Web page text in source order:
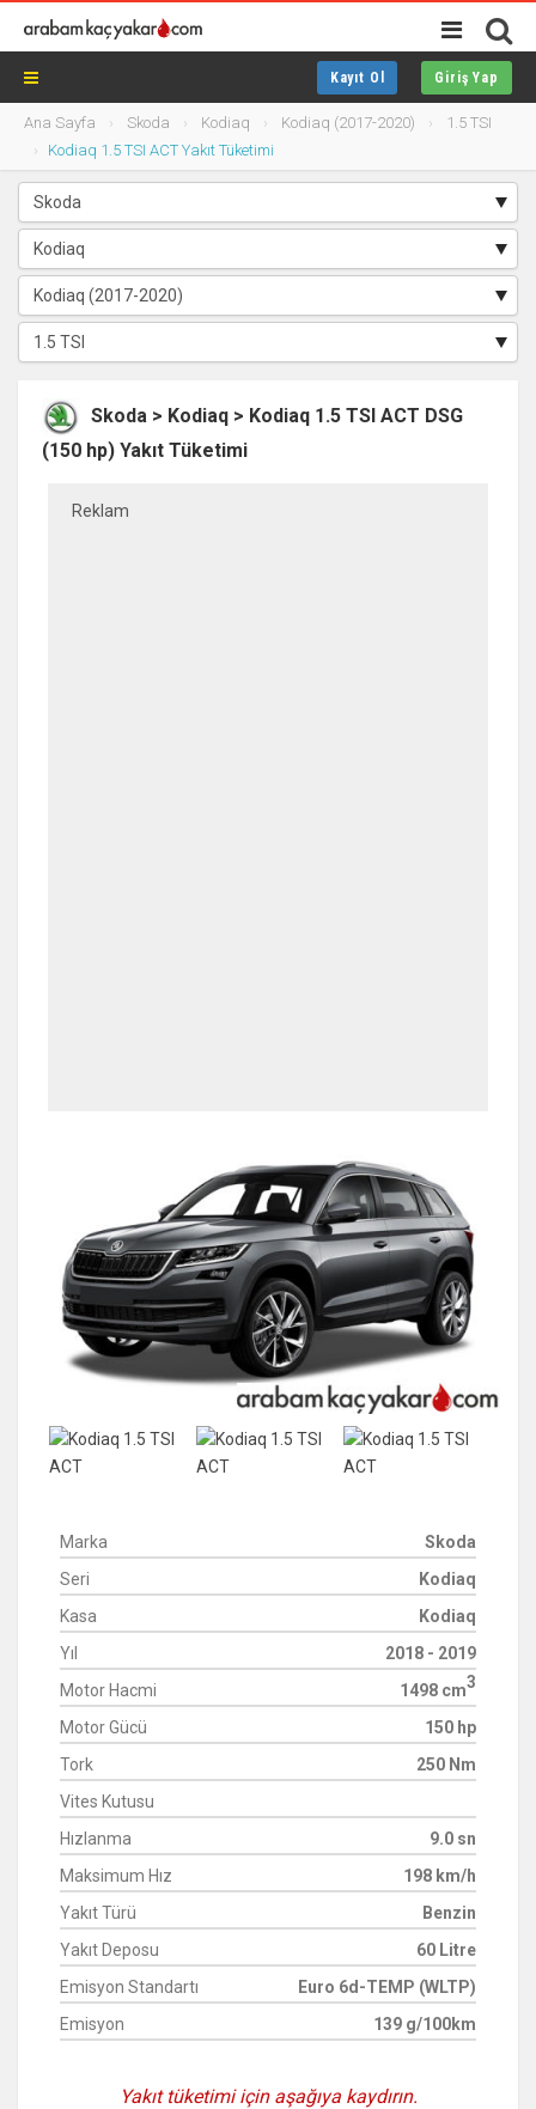
Kayıt Ol Giriş Yap
Ana Sayfa Skoda Kodiaq Kodiaq (2017-2020)
1.5 TSI
Kodiaq 1.5 TSI ACT Yakıt Tüketimi
Skoda > Kodiaq > Kodiaq 1.5 TSI ACT DSG
(150 hp) Yakıt Tüketimi
Reklam
Skoda
Marka
Kodiaq
Seri
Kodiaq
Kasa
2018 - 2019
Yıl
1498 cm3
Motor Hacmi
150 hp
Motor Gücü
250 Nm
Tork
Vites Kutusu
9.0 sn
Hızlanma
198 km/h
Maksimum Hız
Benzin
Yakıt Türü
60 Litre
Yakıt Deposu
Euro 6d-TEMP (WLTP)
Emisyon Standartı
139 g/100km
Emisyon
Yakıt tüketimi için aşağıya kaydırın.